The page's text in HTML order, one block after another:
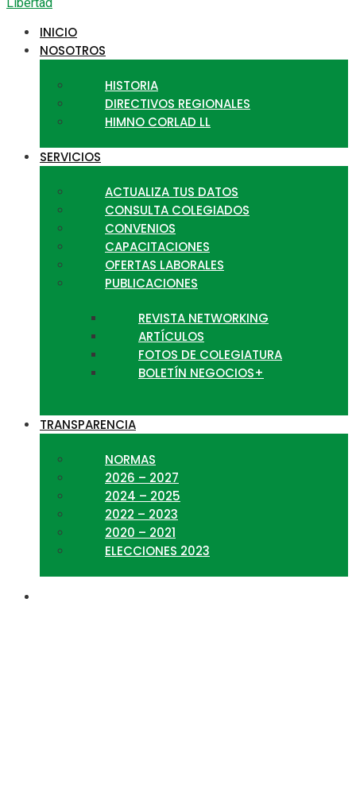
INICIO
NOSOTROS
HISTORIA
DIRECTIVOS REGIONALES
HIMNO CORLAD LL
SERVICIOS
ACTUALIZA TUS DATOS
CONSULTA COLEGIADOS
CONVENIOS
CAPACITACIONES
OFERTAS LABORALES
PUBLICACIONES
REVISTA NETWORKING
ARTÍCULOS
FOTOS DE COLEGIATURA
BOLETÍN NEGOCIOS+
TRANSPARENCIA
NORMAS
2026 – 2027
2024 – 2025
2022 – 2023
2020 – 2021
ELECCIONES 2023